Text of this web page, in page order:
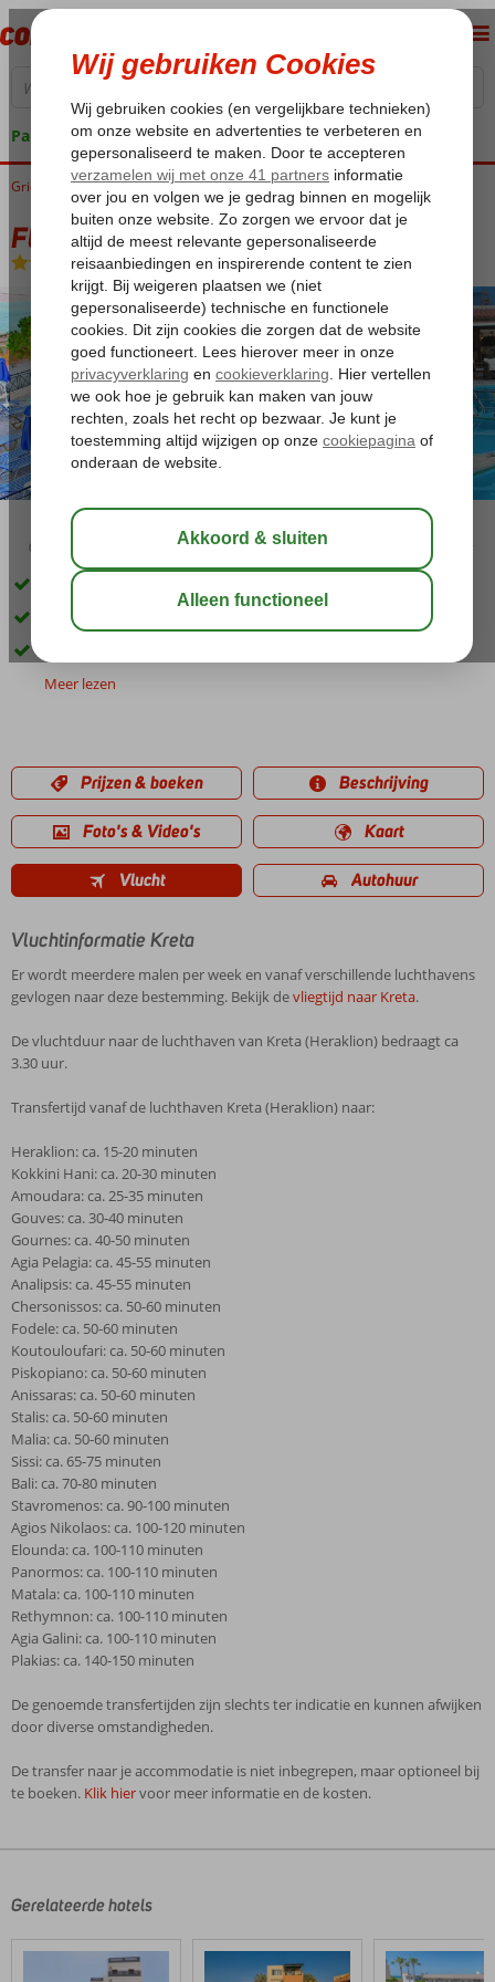
Pakketgarantie
Home
Griekenland Kreta Agia Galini Fly & Go Areti Hotel
Fly & Go Areti Hotel
Auto Categorie A-Hotel
03:30
Inclusief huurauto
U verblijft op basis van Logies & Ontbijt
Meer lezen
Prijzen & boeken Beschrijving
Foto's & Video's Kaart
Vlucht Autohuur
Vluchtinformatie Kreta
Er wordt meerdere malen per week en vanaf verschillende luchthavens
gevlogen naar deze bestemming. Bekijk devliegtijd naar Kreta.
De vluchtduur naar de luchthaven van Kreta (Heraklion) bedraagt ca
3.30 uur.
Transfertijd vanaf de luchthaven Kreta (Heraklion) naar:
Heraklion: ca. 15-20 minuten
Kokkini Hani: ca. 20-30 minuten
Amoudara: ca. 25-35 minuten
Gouves: ca. 30-40 minuten
Gournes: ca. 40-50 minuten
Agia Pelagia: ca. 45-55 minuten
Analipsis: ca. 45-55 minuten
Chersonissos: ca. 50-60 minuten
Fodele: ca. 50-60 minuten
Koutouloufari: ca. 50-60 minuten
Piskopiano: ca. 50-60 minuten
Anissaras: ca. 50-60 minuten
Stalis: ca. 50-60 minuten
Malia: ca. 50-60 minuten
Sissi: ca. 65-75 minuten
Bali: ca. 70-80 minuten
Stavromenos: ca. 90-100 minuten
Agios Nikolaos: ca. 100-120 minuten
Elounda: ca. 100-110 minuten
Panormos: ca. 100-110 minuten
Matala: ca. 100-110 minuten
Rethymnon: ca. 100-110 minuten
Agia Galini: ca. 100-110 minuten
Plakias: ca. 140-150 minuten
De genoemde transfertijden zijn slechts ter indicatie en kunnen afwijken
door diverse omstandigheden.
De transfer naar je accommodatie is niet inbegrepen, maar optioneel bij
te boeken. Klik hiervoor meer informatie en de kosten.
door
klanten
Gerelateerde hotels